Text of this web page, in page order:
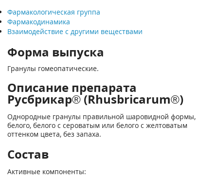
Фармакологическая группа
Фармакодинамика
Взаимодействие с другими веществами
Форма выпуска
Гранулы гомеопатические.
Описание препарата
Русбрикар® (Rhusbricarum®)
Однородные гранулы правильной шаровидной формы,
белого, белого с сероватым или белого с желтоватым
оттенком цвета, без запаха.
Состав
Активные компоненты: